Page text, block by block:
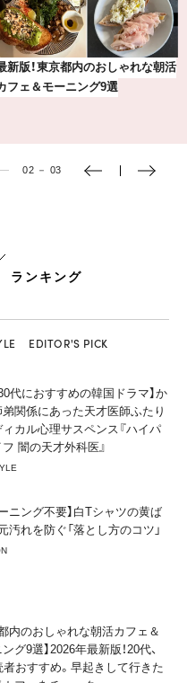
しゃれが即決まる！真夏の着こな
7選【1週間コーデまとめ】
03 － 03
ランキング
EDITOR'S PICK
30代におすすめの韓国ドラマ】か
関係にあった天才医師ふたり
カル心理サスペンス『ハイパ
闇の天才外科医』
ーニング不要】白Tシャツの黄ば
汚れを防ぐ「落とし方のコツ」
都内のおしゃれな朝活カフェ＆
グ9選】2026年最新版！20代、
者おすすめ。早起きして行きた